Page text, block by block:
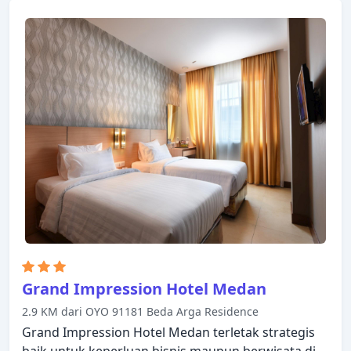
fasilitas yang ditawarkan. Semua kamar dirancang
dan didekorasi untuk membuat tamu merasa
seperti di rumah dan beberapa kamar dilengkapi
dengan televisi layar datar, akses internet - WiFi, AC,
meja tulis, balkon/teras. Akses ke pusat kebugaran,
kolam renang luar ruangan, pijat, kolam renang
anak, lapangan tenis di hotel akan meningkatkan
kepuasan menginap Anda. Kemudahan dan
kenyamanan membuat Condominium Danau Toba
Hotel pilihan yang sempurna sebagai tempat
menginap Anda di Medan.
Grand Impression Hotel Medan
2.9 KM dari OYO 91181 Beda Arga Residence
Grand Impression Hotel Medan terletak strategis